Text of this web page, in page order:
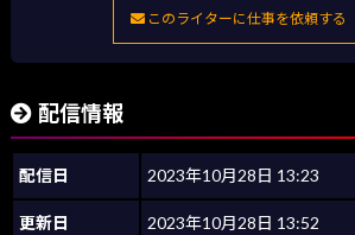
このライターに仕事を依頼する
配信情報
配信日 2023年10月28日 13:23
更新日 2023年10月28日 13:52